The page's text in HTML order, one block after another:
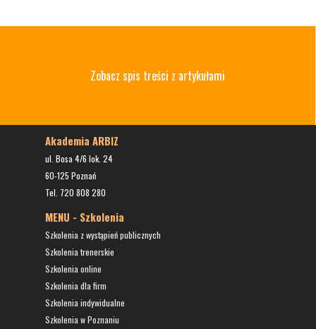
Zobacz spis treści z artykułami
MENU - Szkolenia
Szkolenia z wystąpień publicznych
Szkolenia trenerskie
Szkolenia online
Szkolenia dla firm
Szkolenia indywidualne
Szkolenia w Poznaniu
Akademia ARBIZ
ul. Bosa 4/6 lok. 24
60-125 Poznań
Tel. 720 808 280